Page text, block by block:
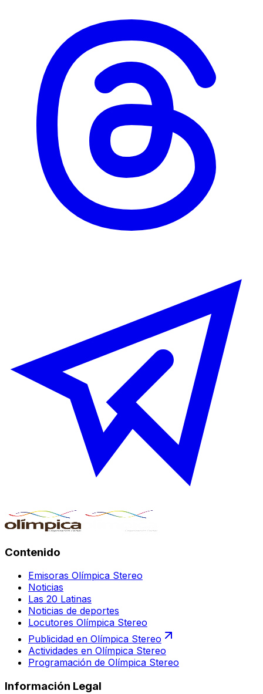
Contenido
Emisoras Olímpica Stereo
Noticias
Las 20 Latinas
Noticias de deportes
Locutores Olímpica Stereo
Publicidad en Olímpica Stereo
Actividades en Olímpica Stereo
Programación de Olímpica Stereo
Información Legal